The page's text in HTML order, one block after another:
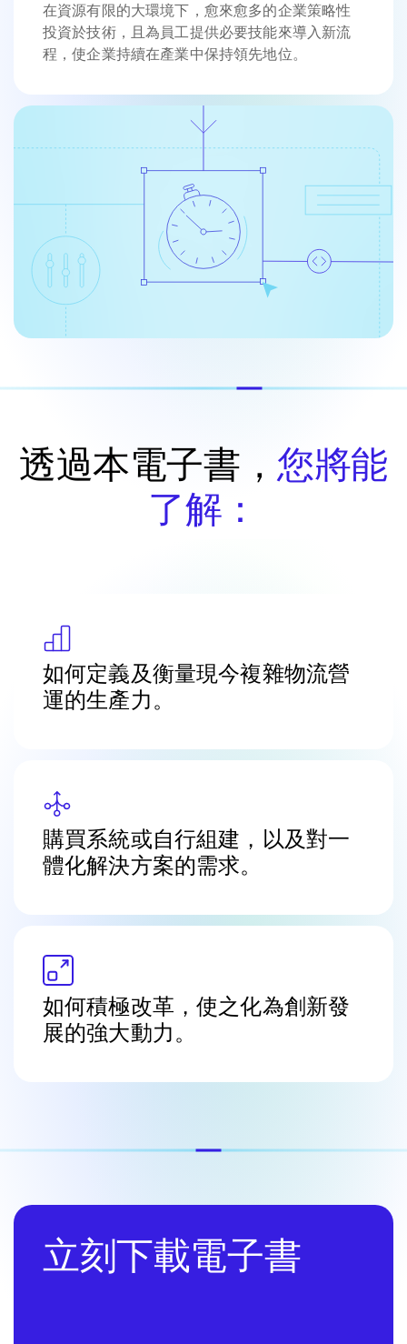
在資源有限的大環境下，愈來愈多的企業策略性
投資於技術，且為員工提供必要技能來導入新流
程，使企業持續在產業中保持領先地位。
透過本電子書， 您將能
了解：
如何定義及衡量現今複雜物流營
運的生產力。
購買系統或自行組建，以及對一
體化解決方案的需求。
如何積極改革，使之化為創新發
展的強大動力。
立刻下載電子書